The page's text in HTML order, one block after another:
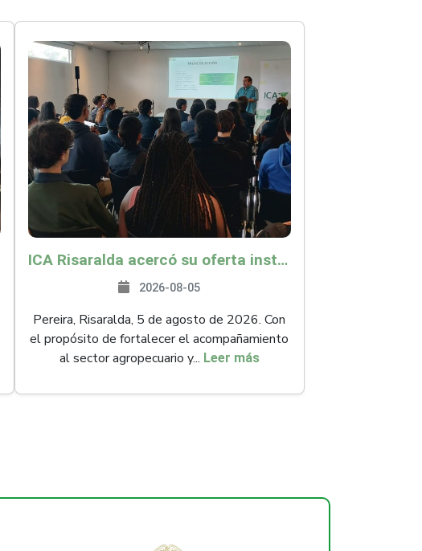
ICA Risaralda acercó su oferta institucional a productores y emprendedores en Expocamello
2026-08-05
Pereira, Risaralda, 5 de agosto de 2026. Con
el propósito de fortalecer el acompañamiento
al sector agropecuario y... Leer más